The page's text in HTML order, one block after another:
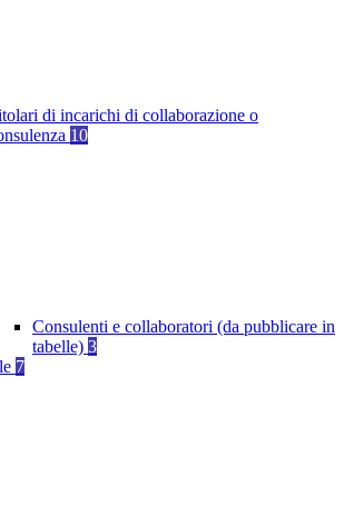
di incarichi di collaborazione o
10
Consulenti e collaboratori (da pubblicare in
tabelle) 3
7